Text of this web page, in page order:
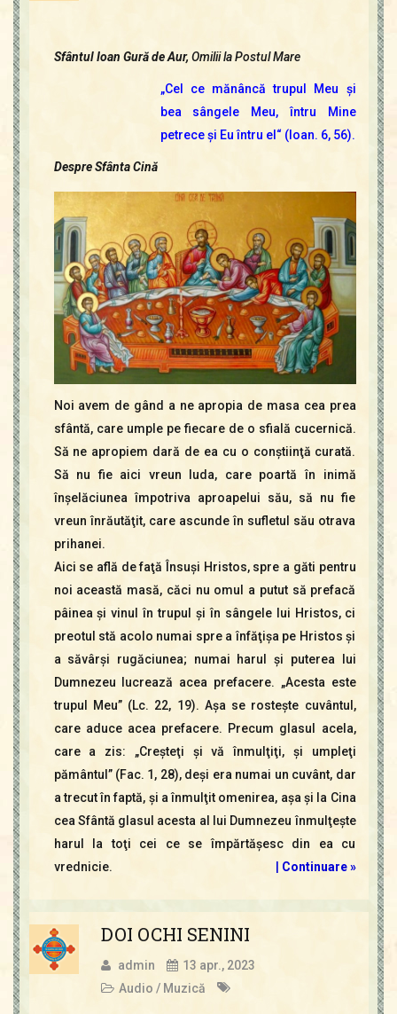
Sfântul Ioan Gură de Aur, Omilii la Postul Mare
„Cel ce mănâncă trupul Meu şi
bea sângele Meu, întru Mine
petrece şi Eu întru el“ (Ioan. 6, 56).
Despre Sfânta Cină
Noi avem de gând a ne apropia de masa cea prea
sfântă, care umple pe fiecare de o sfială cucernică.
Să ne apropiem dară de ea cu o conştiinţă curată.
Să nu fie aici vreun Iuda, care poartă în inimă
înşelăciunea împotriva aproapelui său, să nu fie
vreun înrăutăţit, care ascunde în sufletul său otrava
prihanei.
Aici se află de faţă Însuşi Hristos, spre a găti pentru
noi această masă, căci nu omul a putut să prefacă
pâinea şi vinul în trupul şi în sângele lui Hristos, ci
preotul stă acolo numai spre a înfăţişa pe Hristos şi
a săvârşi rugăciunea; numai harul şi puterea lui
Dumnezeu lucrează acea prefacere. „Acesta este
trupul Meu” (Lc. 22, 19). Aşa se rosteşte cuvântul,
care aduce acea prefacere. Precum glasul acela,
care a zis: „Creşteţi şi vă înmulţiţi, şi umpleţi
pământul” (Fac. 1, 28), deşi era numai un cuvânt, dar
a trecut în faptă, şi a înmulţit omenirea, aşa şi la Cina
cea Sfântă glasul acesta al lui Dumnezeu înmulţeşte
harul la toţi cei ce se împărtăşesc din ea cu
vrednicie.
| Continuare »
DOI OCHI SENINI
admin
13 apr., 2023
Audio / Muzică